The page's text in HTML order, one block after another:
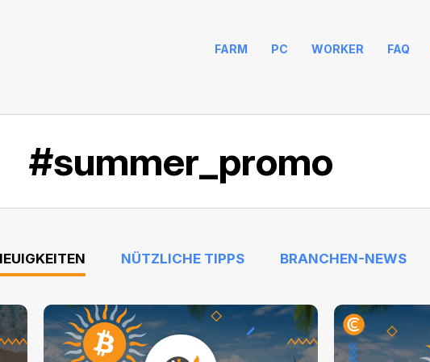
FARM PC WORKER FAQ
#summer_promo
NÜTZLICHE TIPPS BRANCHEN-NEWS